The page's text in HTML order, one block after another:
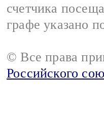
счетчика
графе указано
© Все права
Российского